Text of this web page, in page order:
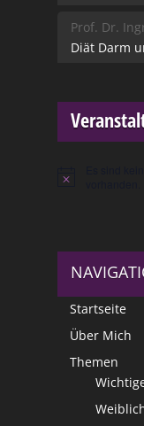
Prof. Dr.
Diät Darm
Hinweis
Startseite
Über Mich
Themen